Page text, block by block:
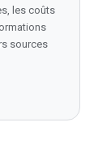
les coûts
sources